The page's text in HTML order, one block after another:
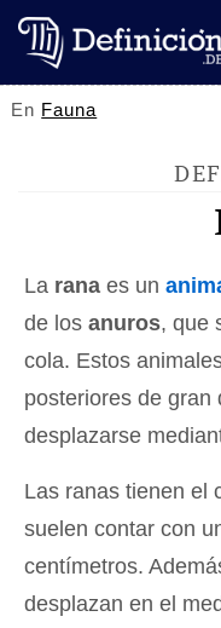
En Fauna
La rana es un
de los anuros, que
cola. Estos
posteriores de gran
desplazarse
Las ranas tienen el
suelen contar con
centímetros.
desplazan en el